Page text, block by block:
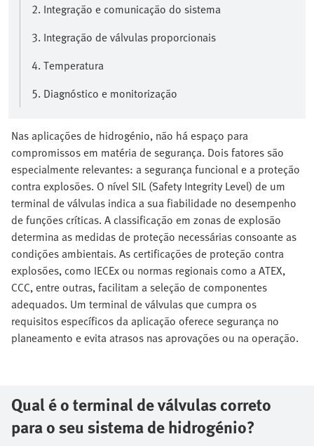
2. Integração e comunicação do sistema
3. Integração de válvulas proporcionais
4. Temperatura
5. Diagnóstico e monitorização
Nas aplicações de hidrogénio, não há espaço para
compromissos em matéria de segurança. Dois fatores são
especialmente relevantes: a segurança funcional e a proteção
contra explosões. O nível SIL (Safety Integrity Level) de um
terminal de válvulas indica a sua fiabilidade no desempenho
de funções críticas. A classificação em zonas de explosão
determina as medidas de proteção necessárias consoante as
condições ambientais. As certificações de proteção contra
explosões, como IECEx ou normas regionais como a ATEX,
CCC, entre outras, facilitam a seleção de componentes
adequados. Um terminal de válvulas que cumpra os
requisitos específicos da aplicação oferece segurança no
planeamento e evita atrasos nas aprovações ou na operação.
Qual é o terminal de válvulas correto
para o seu sistema de hidrogénio?